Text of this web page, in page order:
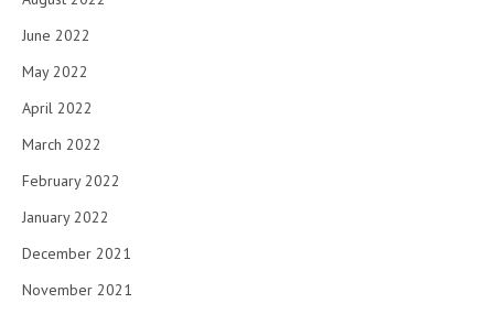
June 2022
May 2022
April 2022
March 2022
February 2022
January 2022
December 2021
November 2021